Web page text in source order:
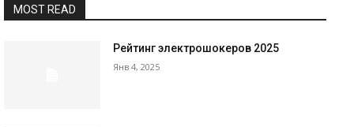
MOST READ
Рейтинг электрошокеров 2025
Янв 4, 2025